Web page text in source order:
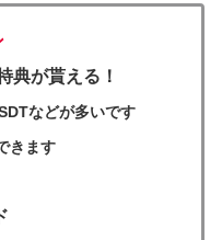
典が貰える！
などが多いです
きます